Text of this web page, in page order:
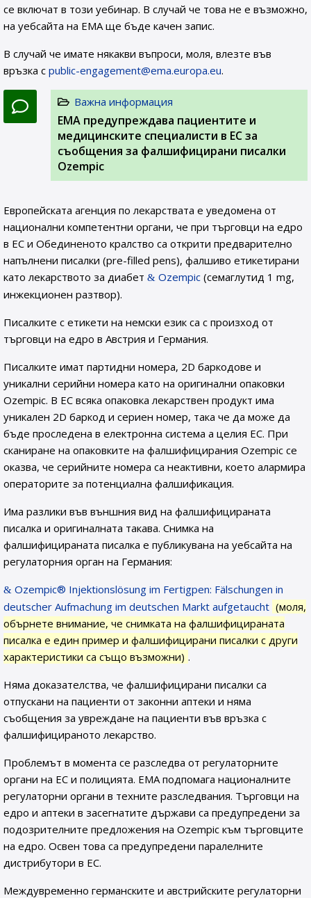
се включат в този уебинар. В случай че това не е възможно,
на уебсайта на ЕМА ще бъде качен запис.
В случай че имате някакви въпроси, моля, влезте във
връзка с public-engagement@ema.europa.eu.
Важна информация
EMA предупреждава пациентите и
медицинските специалисти в ЕС за
съобщения за фалшифицирани писалки
Ozempic
Европейската агенция по лекарствата е уведомена от
национални компетентни органи, че при търговци на едро
в ЕС и Обединеното кралство са открити предварително
напълнени писалки (pre-filled pens), фалшиво етикетирани
като лекарството за диабет
Ozempic (семаглутид 1 mg,
инжекционен разтвор).
Писалките с етикети на немски език са с произход от
търговци на едро в Австрия и Германия.
Писалките имат партидни номера, 2D баркодове и
уникални серийни номера като на оригинални опаковки
Ozempic. В ЕС всяка опаковка лекарствен продукт има
уникален 2D баркод и сериен номер, така че да може да
бъде проследена в електронна система а целия ЕС. При
сканиране на опаковките на фалшифицирания Ozempic се
оказва, че серийните номера са неактивни, което алармира
операторите за потенциална фалшификация.
Има разлики във външния вид на фалшифицираната
писалка и оригиналната такава. Снимка на
фалшифицираната писалка е публикувана на уебсайта на
регулаторния орган на Германия:
Ozempic® Injektionslösung im Fertigpen: Fälschungen in
deutscher Aufmachung im deutschen Markt aufgetaucht (моля,
обърнете внимание, че снимката на фалшифицираната
писалка е един пример и фалшифицирани писалки с други
характеристики са също възможни) .
Няма доказателства, че фалшифицирани писалки са
отпускани на пациенти от законни аптеки и няма
съобщения за увреждане на пациенти във връзка с
фалшифицираното лекарство.
Проблемът в момента се разследва от регулаторните
органи на ЕС и полицията. EMA подпомага националните
регулаторни органи в техните разследвания. Търговци на
едро и аптеки в засегнатите държави са предупредени за
подозрителните предложения на Ozempic към търговците
на едро. Освен това са предупредени паралелните
дистрибутори в ЕС.
Междувременно германските и австрийските регулаторни